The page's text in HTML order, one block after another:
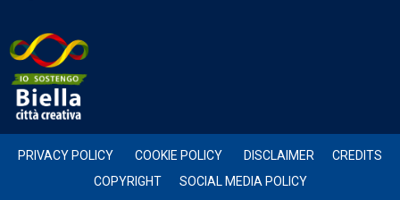
PRIVACY POLICY COOKIE POLICY DISCLAIMER
CREDITS
COPYRIGHT
SOCIAL MEDIA POLICY